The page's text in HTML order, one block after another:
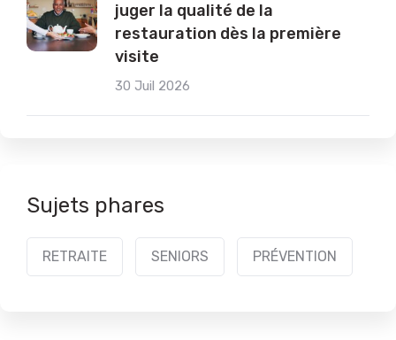
juger la qualité de la
restauration dès la première
visite
30 Juil 2026
Sujets phares
RETRAITE SENIORS PRÉVENTION